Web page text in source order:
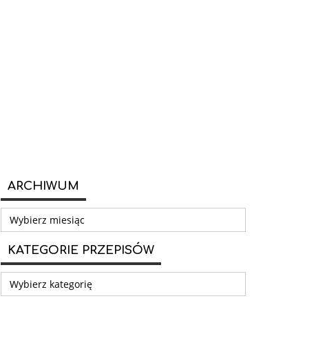
ARCHIWUM
Archiwum
KATEGORIE PRZEPISÓW
Kategorie
przepisów